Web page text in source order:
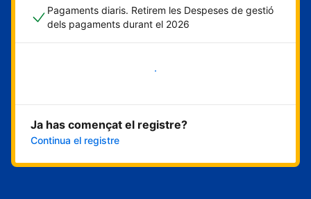
Pagaments diaris. Retirem les Despeses de gestió
dels pagaments durant el 2026
Comença ara
Ja has començat el registre?
Continua el registre